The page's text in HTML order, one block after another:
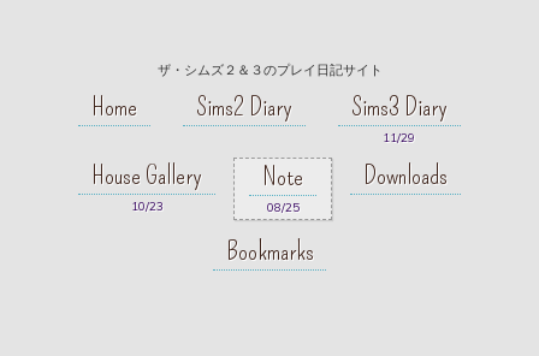
ザ・シムズ２＆３のプレイ日記サイト
Home Sims2 Diary Sims3 Diary
11/29
House Gallery
10/23
Note
08/25
Downloads
Bookmarks